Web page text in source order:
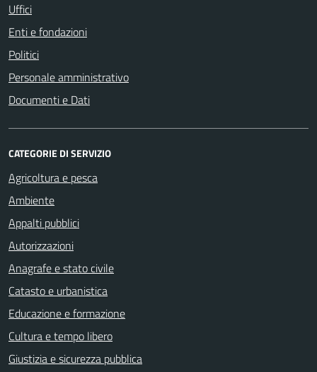
Uffici
Enti e fondazioni
Politici
Personale amministrativo
Documenti e Dati
CATEGORIE DI SERVIZIO
Agricoltura e pesca
Ambiente
Appalti pubblici
Autorizzazioni
Anagrafe e stato civile
Catasto e urbanistica
Educazione e formazione
Cultura e tempo libero
Giustizia e sicurezza pubblica